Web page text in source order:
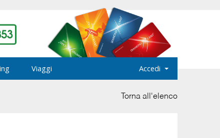
Viaggi Accedi
Torna all'elenco